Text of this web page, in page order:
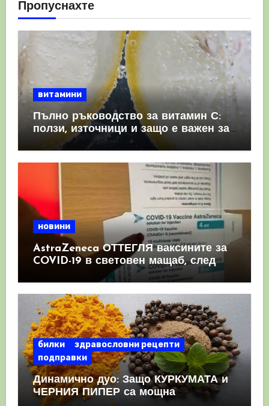
Пропуснахте
витамини
Пълно ръководство за витамин С:
ползи, източници и защо е важен за
имунната система
новини
AstraZeneca ОТТЕГЛЯ ваксините за
COVID-19 в световен мащаб, след
като призна, че те причиняват
КРЪВНИ съсиреци
билки
здравословни рецепти
подправки
Динамично дуо: Защо КУРКУМАТА и
ЧЕРНИЯ ПИПЕР са мощна